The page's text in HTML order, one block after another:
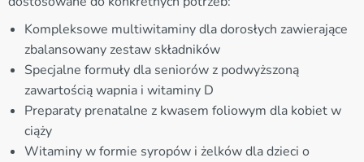
Kompleksowe multiwitaminy dla dorosłych zawierające
zbalansowany zestaw składników
Specjalne formuły dla seniorów z podwyższoną
zawartością wapnia i witaminy D
Preparaty prenatalne z kwasem foliowym dla kobiet w
ciąży
Witaminy w formie syropów i żelków dla dzieci o